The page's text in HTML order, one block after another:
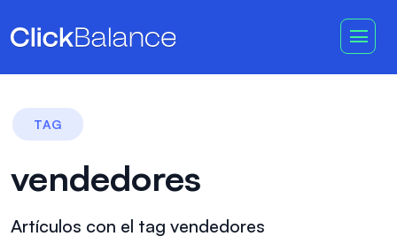
TAG
vendedores
Artículos con el tag vendedores